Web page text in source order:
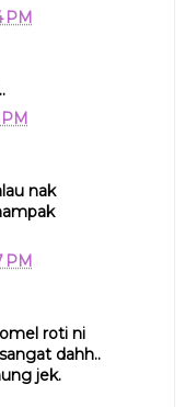
PM
nak
PM
roti ni
dahh..
jek.